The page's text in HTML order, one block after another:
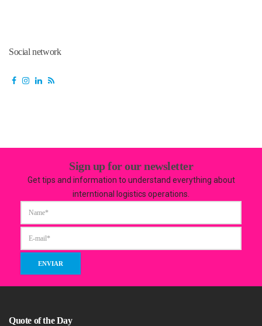
Social network
Sign up for our newsletter
Get tips and information to understand everything about
interntional logistics operations.
Quote of the Day